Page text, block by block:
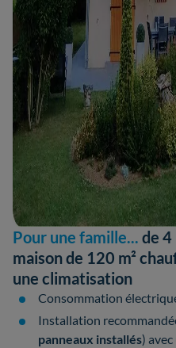
Pour une famille... de 4
maison de 120 m²
une climatisation
Consommation
Installation
panneaux installés)